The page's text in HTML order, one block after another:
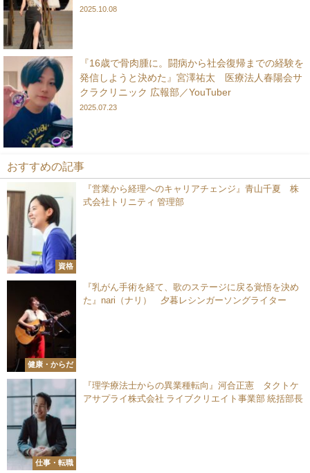
2025.10.08
『16歳で骨肉腫に。闘病から社会復帰までの経験を
発信しようと決めた』宮澤祐太 医療法人春陽会サ
クラクリニック 広報部／YouTuber
2025.07.23
おすすめの記事
資格
『営業から経理へのキャリアチェンジ』青山千夏 株
式会社トリニティ 管理部
健康・からだ
『乳がん手術を経て、歌のステージに戻る覚悟を決め
た』nari（ナリ） 夕暮レシンガーソングライター
仕事・転職
『理学療法士からの異業種転向』河合正憲 タクトケ
アサプライ株式会社 ライブクリエイト事業部 統括部長